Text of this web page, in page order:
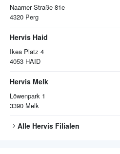
Naarner Straße 81e
4320 Perg
Hervis Haid
Ikea Platz 4
4053 HAID
Hervis Melk
Löwenpark 1
3390 Melk
Alle Hervis Filialen